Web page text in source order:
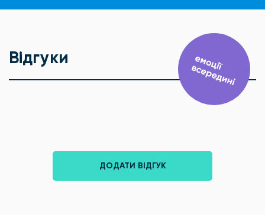
Відгуки
ДОДАТИ ВІДГУК